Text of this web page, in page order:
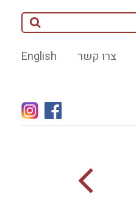
English צרו קשר